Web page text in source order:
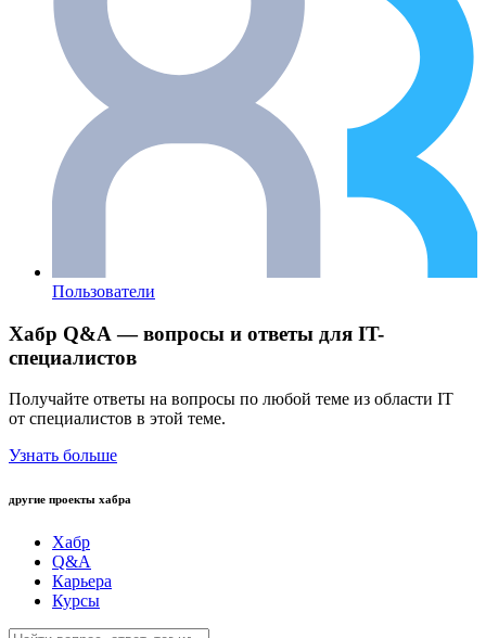
Пользователи
Хабр Q&A — вопросы и ответы для IT-
специалистов
Получайте ответы на вопросы по любой теме из области IT
от специалистов в этой теме.
Узнать больше
другие проекты хабра
Хабр
Q&A
Карьера
Курсы